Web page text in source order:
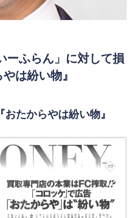
ーふらん」に対して損
は紛い物』
たからやは紛い物』